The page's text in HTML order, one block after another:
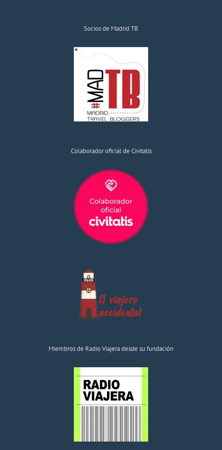
Socios de Madrid TB
Colaborador oficial de Civitatis
Miembros de Radio Viajera desde su fundación